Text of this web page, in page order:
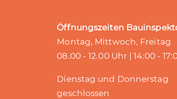
Öffnungszeiten
Montag, Mittwoch, Freitag
08.00 - 12.00 Uhr | 14:00 -
Dienstag und Donnerstag
geschlossen